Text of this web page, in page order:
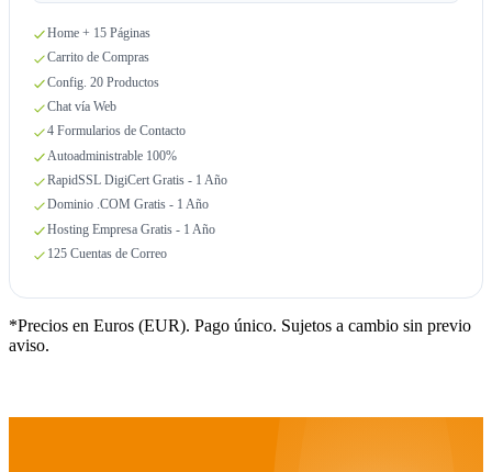
Home + 15 Páginas
Carrito de Compras
Config. 20 Productos
Chat vía Web
4 Formularios de Contacto
Autoadministrable 100%
RapidSSL DigiCert Gratis - 1 Año
Dominio .COM Gratis - 1 Año
Hosting Empresa Gratis - 1 Año
125 Cuentas de Correo
*Precios en Euros (EUR). Pago único. Sujetos a cambio sin previo
aviso.